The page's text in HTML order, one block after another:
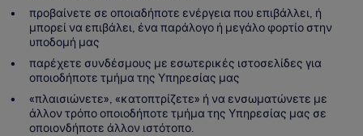
προβαίνετε σε οποιαδήποτε ενέργεια που επιβάλλει, ή
μπορεί να επιβάλει, ένα παράλογο ή μεγάλο φορτίο στην
υποδομή μας
παρέχετε συνδέσμους με εσωτερικές ιστοσελίδες για
οποιοδήποτε τμήμα της Υπηρεσίας μας
«πλαισιώνετε», «κατοπτρίζετε» ή να ενσωματώνετε με
άλλον τρόπο οποιοδήποτε τμήμα της Υπηρεσίας μας σε
οποιονδήποτε άλλον ιστότοπο.